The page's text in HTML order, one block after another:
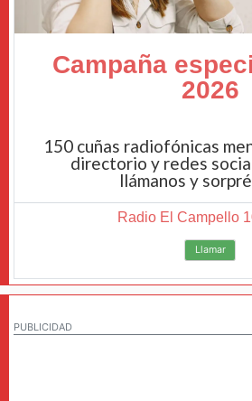
Campaña
2026
150 cuñas radiofónicas
directorio y redes
llámanos y
Radio El Campello
Llamar
PUBLICIDAD